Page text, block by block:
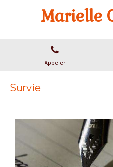
Marielle
Appeler
Survie